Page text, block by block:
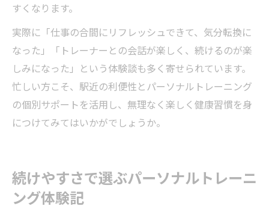
すくなります。
実際に「仕事の合間にリフレッシュできて、気分転換に
なった」「トレーナーとの会話が楽しく、続けるのが楽
しみになった」という体験談も多く寄せられています。
忙しい方こそ、駅近の利便性とパーソナルトレーニング
の個別サポートを活用し、無理なく楽しく健康習慣を身
につけてみてはいかがでしょうか。
続けやすさで選ぶパーソナルトレーニ
ング体験記